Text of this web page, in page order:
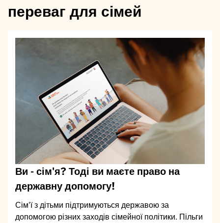
переваг для сімей
Ви - сім'я? Тоді ви маєте право на
державну допомогу!
Сім'ї з дітьми підтримуються державою за
допомогою різних заходів сімейної політики. Пільги